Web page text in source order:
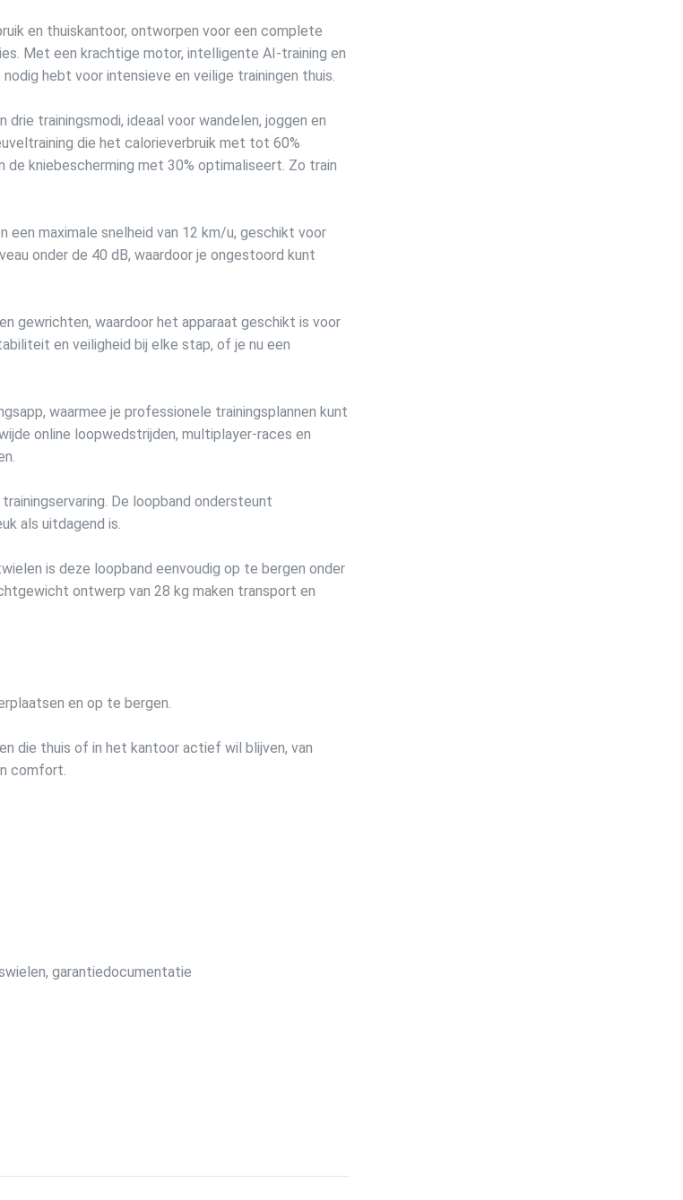
en thuiskantoor, ontworpen voor een complete
Met een krachtige motor, intelligente AI-training en
hebt voor intensieve en veilige trainingen thuis.
trainingsmodi, ideaal voor wandelen, joggen en
die het calorieverbruik met tot 60%
kniebescherming met 30% optimaliseert. Zo train
een maximale snelheid van 12 km/u, geschikt voor
onder de 40 dB, waardoor je ongestoord kunt
gewrichten, waardoor het apparaat geschikt is voor
en veiligheid bij elke stap, of je nu een
waarmee je professionele trainingsplannen kunt
online loopwedstrijden, multiplayer-races en
De loopband ondersteunt
als uitdagend is.
is deze loopband eenvoudig op te bergen onder
ontwerp van 28 kg maken transport en
en op te bergen.
die thuis of in het kantoor actief wil blijven, van
comfort.
garantiedocumentatie